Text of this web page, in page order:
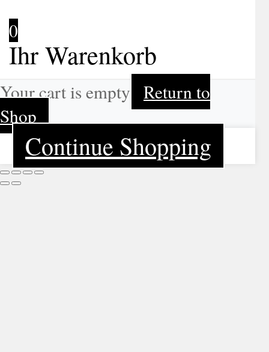
0
Ihr Warenkorb
Your cart is empty Return to
Shop
Continue Shopping